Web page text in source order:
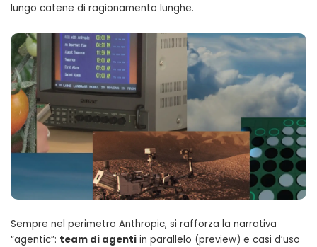
lungo catene di ragionamento lunghe.
Sempre nel perimetro Anthropic, si rafforza la narrativa
“agentic”: team di agenti in parallelo (preview) e casi d’uso